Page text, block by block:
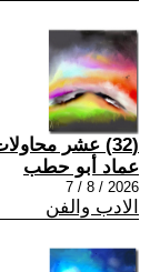
(32) عشر محاولات لإصلاح إنسان لا يملك قطع الغيار
عماد أبو حطب
2026 / 8 / 7
الادب والفن